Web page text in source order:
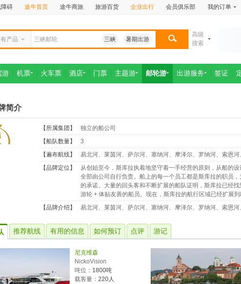
障碍 途牛首页 途牛商旅 旅游百货 企业出行 会员俱乐部 我的订单
产品 三峡 暑期出游
高级
搜索
游 机票 火车票 酒店 门票 主题游 邮轮游 出游服务 签证
简介
【所属集团】
独立的船公司
【船队数量】
3
【遍布航线】
易北河、莱茵河、萨尔河、塞纳河、摩泽尔、罗纳河、索恩
【品牌定位】
从创始至今，斯库拉执着地坚守着一手经营的原则，从船的
全部由公司自行负责。船上的每一个员工都是斯库拉的职员
的承诺。大量的回头客和不断扩展的船队证明，斯库拉已经
游轮 + 体贴友善的船员。现在，斯库拉的航行区域已经扩展到
【品牌介绍】
易北河、莱茵河、萨尔河、塞纳河、摩泽尔、罗纳河、索恩
推荐航线 有用的信息 如何预订 点评 游记
尼克维森
NickoVision
吨位： 1800吨
载客量： 220人